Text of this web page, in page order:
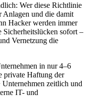
: Wer diese Richtlinie
und die damit
Hacker werden immer
Sicherheitslücken sofort –
Vernetzung die
in nur 4–6
private Haftung der
zeitlich und
IT- und